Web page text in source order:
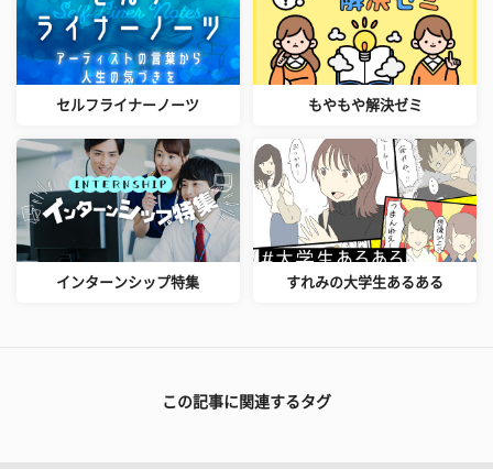
セルフライナーノーツ もやもや解決ゼミ
インターンシップ特集 すれみの大学生あるある
この記事に関連するタグ